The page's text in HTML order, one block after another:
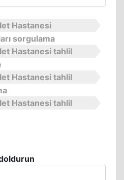
Hastanesi
sorgulama
Hastanesi tahlil
Hastanesi tahlil
Hastanesi tahlil